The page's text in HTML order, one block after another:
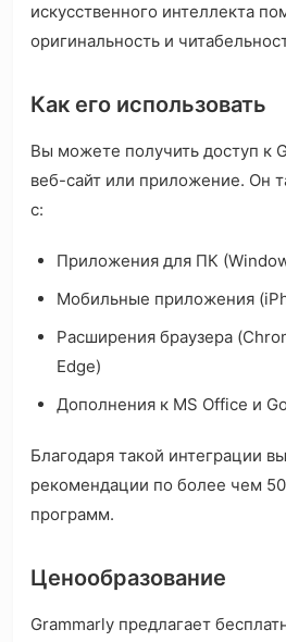
искусственного интеллекта
оригинальность и
Как его использовать
Вы можете получить доступ к
веб-сайт или приложение. Он
с:
Приложения для ПК
Мобильные приложения
Расширения браузера
Edge)
Дополнения к MS Office и
Благодаря такой интеграции
рекомендации по более чем
программ.
Ценообразование
Grammarly предлагает